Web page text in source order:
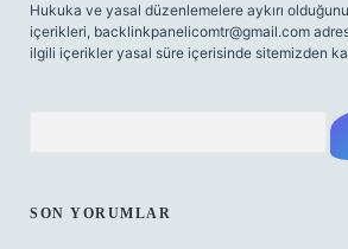
Hukuka ve yasal düzenlemelere aykırı
içerikleri, backlinkpanelicomtr@gmail.com
ilgili içerikler yasal süre içerisinde sitemizden
SON YORUMLAR